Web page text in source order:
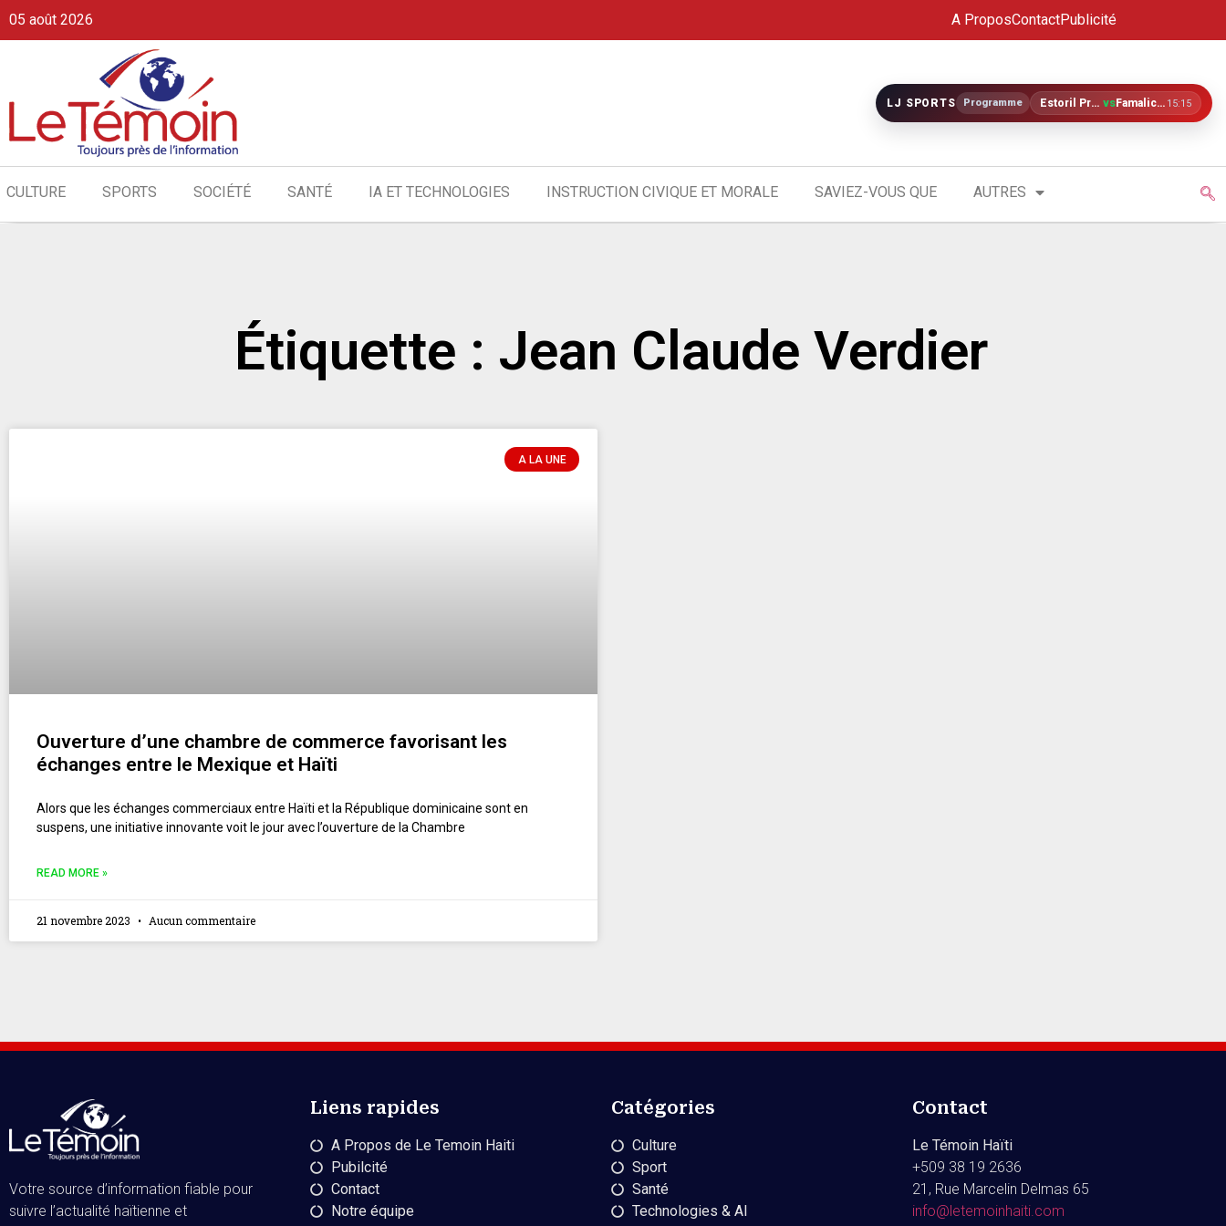
05 août 2026 A ProposContactPublicité
LJ SPORTS Programme Estoril Praia vs Famalicão 15:15
CULTURE SPORTS SOCIÉTÉ SANTÉ IA ET TECHNOLOGIES INSTRUCTION CIVIQUE ET MORALE SAVIEZ-VOUS QUE AUTRES
Étiquette : Jean Claude Verdier
A LA UNE
Ouverture d’une chambre de commerce favorisant les
échanges entre le Mexique et Haïti
Alors que les échanges commerciaux entre Haïti et la République dominicaine sont en
suspens, une initiative innovante voit le jour avec l’ouverture de la Chambre
READ MORE »
21 novembre 2023 Aucun commentaire
Votre source d’information fiable pour
suivre l’actualité haïtienne et
Liens rapides
A Propos de Le Temoin Haiti
Pubilcité
Contact
Notre équipe
Catégories
Culture
Sport
Santé
Technologies & AI
Contact
Le Témoin Haïti
+509 38 19 2636
21, Rue Marcelin Delmas 65
info@letemoinhaiti.com